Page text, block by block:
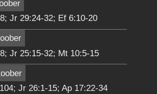
Jr 29:24-32; Ef 6:10-20
Jr 25:15-32; Mt 10:5-15
Jr 26:1-15; Ap 17:22-34